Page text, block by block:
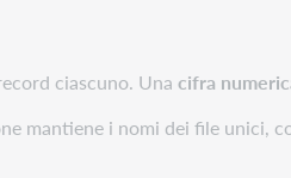
ciascuno. Una cifra
mantiene i nomi dei file unici,